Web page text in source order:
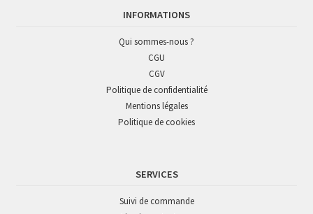
INFORMATIONS
Qui sommes-nous ?
CGU
CGV
Politique de confidentialité
Mentions légales
Politique de cookies
SERVICES
Suivi de commande